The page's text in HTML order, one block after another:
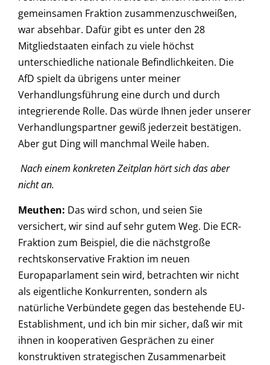
gemeinsamen Fraktion zusammenzuschweißen,
war absehbar. Dafür gibt es unter den 28
Mitgliedstaaten einfach zu viele höchst
unterschiedliche nationale Befindlichkeiten. Die
AfD spielt da übrigens unter meiner
Verhandlungsführung eine durch und durch
integrierende Rolle. Das würde Ihnen jeder unserer
Verhandlungspartner gewiß jederzeit bestätigen.
Aber gut Ding will manchmal Weile haben.
Nach einem konkreten Zeitplan hört sich das aber
nicht an.
Meuthen: Das wird schon, und seien Sie
versichert, wir sind auf sehr gutem Weg. Die ECR-
Fraktion zum Beispiel, die die nächstgroße
rechtskonservative Fraktion im neuen
Europaparlament sein wird, betrachten wir nicht
als eigentliche Konkurrenten, sondern als
natürliche Verbündete gegen das bestehende EU-
Establishment, und ich bin mir sicher, daß wir mit
ihnen in kooperativen Gesprächen zu einer
konstruktiven strategischen Zusammenarbeit